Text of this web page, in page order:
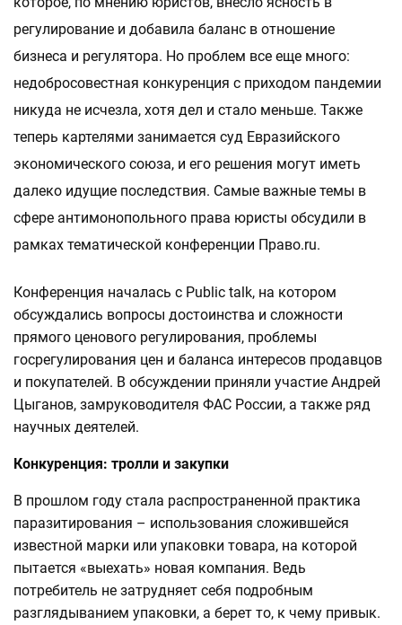
регулирование и добавила баланс в отношение
бизнеса и регулятора. Но проблем все еще много:
недобросовестная конкуренция с приходом пандемии
никуда не исчезла, хотя дел и стало меньше. Также
теперь картелями занимается суд Евразийского
экономического союза, и его решения могут иметь
далеко идущие последствия. Самые важные темы в
сфере антимонопольного права юристы обсудили в
рамках тематической конференции Право.ru.
Конференция началась с Public talk, на котором
обсуждались вопросы достоинства и сложности
прямого ценового регулирования, проблемы
госрегулирования цен и баланса интересов продавцов
и покупателей. В обсуждении приняли участие Андрей
Цыганов, замруководителя ФАС России, а также ряд
научных деятелей.
Конкуренция: тролли и закупки
В прошлом году стала распространенной практика
паразитирования – использования сложившейся
известной марки или упаковки товара, на которой
пытается «выехать» новая компания. Ведь
потребитель не затрудняет себя подробным
разглядыванием упаковки, а берет то, к чему привык.